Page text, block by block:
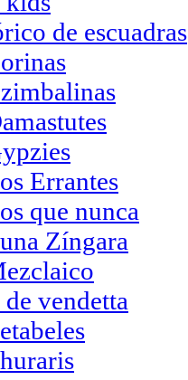
de escuadras
Errantes
que nunca
Zíngara
vendetta